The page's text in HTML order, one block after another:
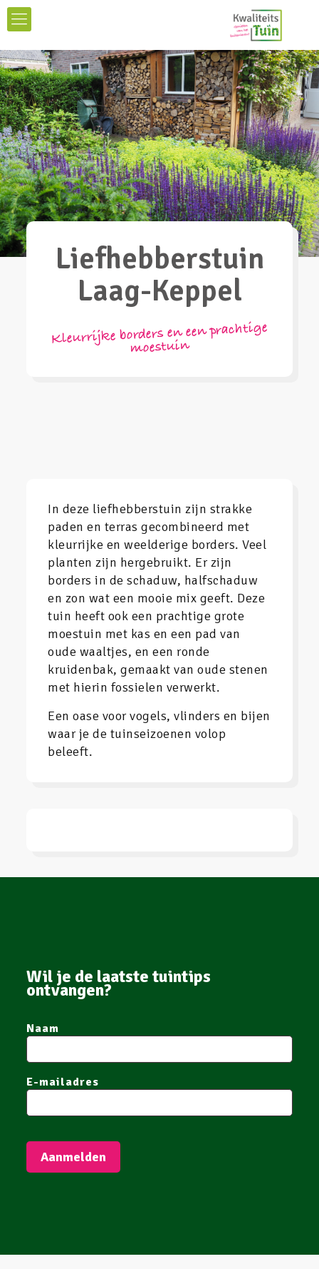
Liefhebberstuin
Laag-Keppel
Kleurrijke borders en een prachtige
moestuin
In deze liefhebberstuin zijn strakke
paden en terras gecombineerd met
kleurrijke en weelderige borders. Veel
planten zijn hergebruikt. Er zijn
borders in de schaduw, halfschaduw
en zon wat een mooie mix geeft. Deze
tuin heeft ook een prachtige grote
moestuin met kas en een pad van
oude waaltjes, en een ronde
kruidenbak, gemaakt van oude stenen
met hierin fossielen verwerkt.
Een oase voor vogels, vlinders en bijen
waar je de tuinseizoenen volop
beleeft.
Wil je de laatste tuintips
ontvangen?
Naam
E-mailadres